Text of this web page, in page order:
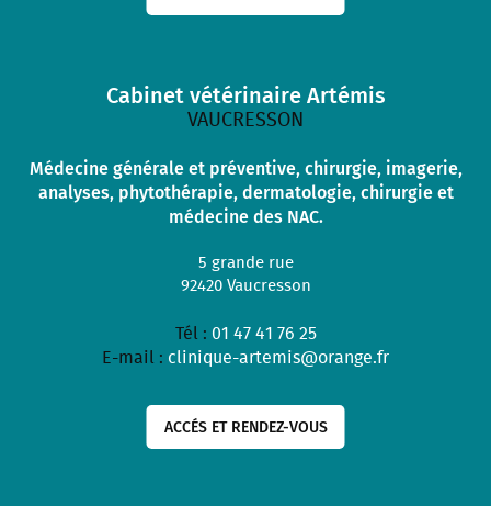
Cabinet vétérinaire Artémis
VAUCRESSON
Médecine générale et préventive, chirurgie, imagerie,
analyses, phytothérapie, dermatologie, chirurgie et
médecine des NAC.
5 grande rue
92420Vaucresson
Tél : 01 47 41 76 25
E-mail : clinique-artemis@orange.fr
ACCÉS ET RENDEZ-VOUS